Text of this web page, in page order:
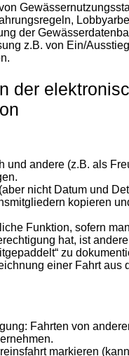
der
z.B. von Ein/
der
und andere (z.B. als
nicht Datum und
kopieren
Funktion, sofern
hat, ist
zu
einer Fahrt aus
Fahrten von
markieren